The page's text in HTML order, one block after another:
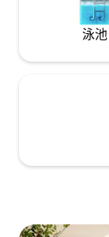
泳池